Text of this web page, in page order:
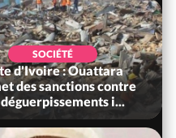
SOCIÉTÉ
d'Ivoire : Ouattara
des sanctions contre
i...